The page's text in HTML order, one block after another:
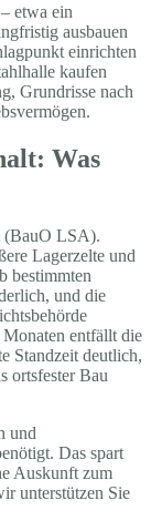
etwa ein
ausbauen
einrichten
kaufen
Grundrisse nach
Was
(BauO LSA).
Lagerzelte und
bestimmten
und die
Monaten entfällt die
Standzeit deutlich,
ortsfester Bau
und
Das spart
Auskunft zum
unterstützen Sie